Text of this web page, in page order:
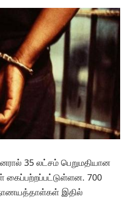
35 லட்சம் பெறுமதியான
700
நாணயத்தாள்கள் இதில்